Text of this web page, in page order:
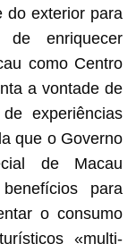
do exterior para
enriquecer
como Centro
a vontade de
experiências
que o Governo
de Macau
para
o consumo
«multi-